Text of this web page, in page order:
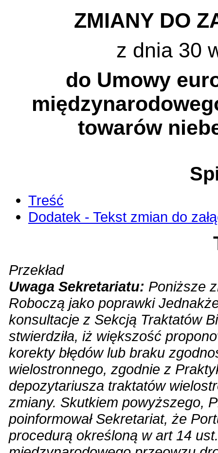
ZMIANY DO
z dnia 30
do Umowy
towarów
Treść
Dodatek - Tekst zmian do
Przekład
Uwaga Sekretariatu: Poniższe
Roboczą jako poprawki
konsultacje z Sekcją Traktatów
stwierdziła, iż większość
korekty błędów lub braku
wielostronnego, zgodnie z
depozytariusza traktatów
zmiany. Skutkiem powyższego,
poinformował Sekretariat, że
procedurą określoną w art 14